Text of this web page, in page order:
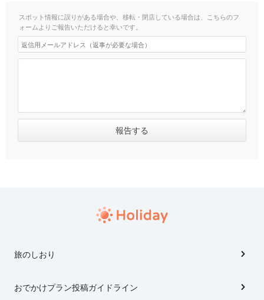
スポット情報に誤りがある場合や、移転・閉店している場合は、こちらのフ
ォームよりご報告いただけると幸いです。
旅のしおり
おでかけプラン投稿ガイドライン